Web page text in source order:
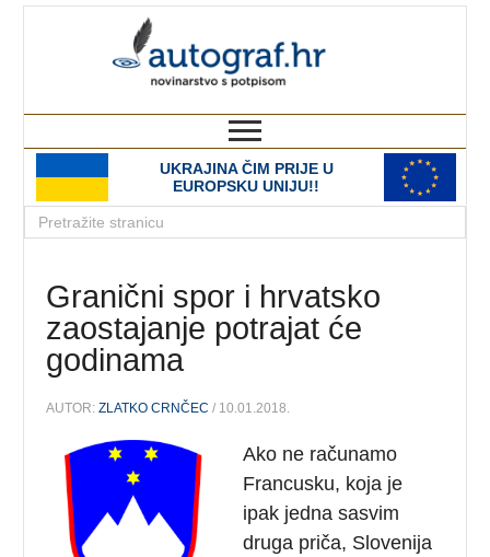
UKRAJINA ČIM PRIJE U
EUROPSKU UNIJU!!
Granični spor i hrvatsko
zaostajanje potrajat će
godinama
AUTOR:ZLATKO CRNČEC / 10.01.2018.
Ako ne računamo
Francusku, koja je
ipak jedna sasvim
druga priča, Slovenija